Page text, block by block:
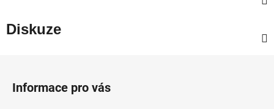
Diskuze
Informace pro vás